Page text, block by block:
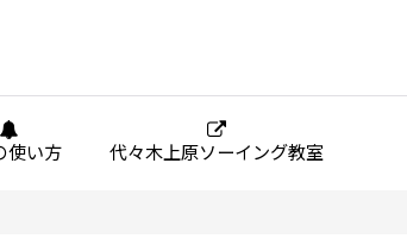
使い方 代々木上原ソーイング教室